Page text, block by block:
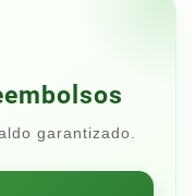
garantizado.